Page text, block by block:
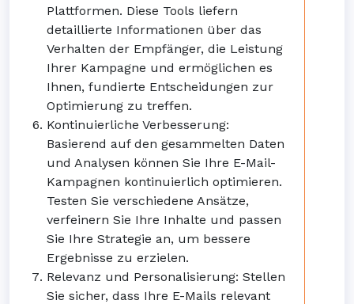
Plattformen. Diese Tools liefern
detaillierte Informationen über das
Verhalten der Empfänger, die Leistung
Ihrer Kampagne und ermöglichen es
Ihnen, fundierte Entscheidungen zur
Optimierung zu treffen.
Kontinuierliche Verbesserung:
Basierend auf den gesammelten Daten
und Analysen können Sie Ihre E-Mail-
Kampagnen kontinuierlich optimieren.
Testen Sie verschiedene Ansätze,
verfeinern Sie Ihre Inhalte und passen
Sie Ihre Strategie an, um bessere
Ergebnisse zu erzielen.
Relevanz und Personalisierung: Stellen
Sie sicher, dass Ihre E-Mails relevant